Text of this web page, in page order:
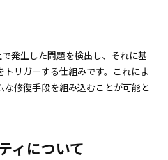
発生した問題を検出し、それに基
リガーする仕組みです。これによ
な修復手段を組み込むことが可能と
ィについて